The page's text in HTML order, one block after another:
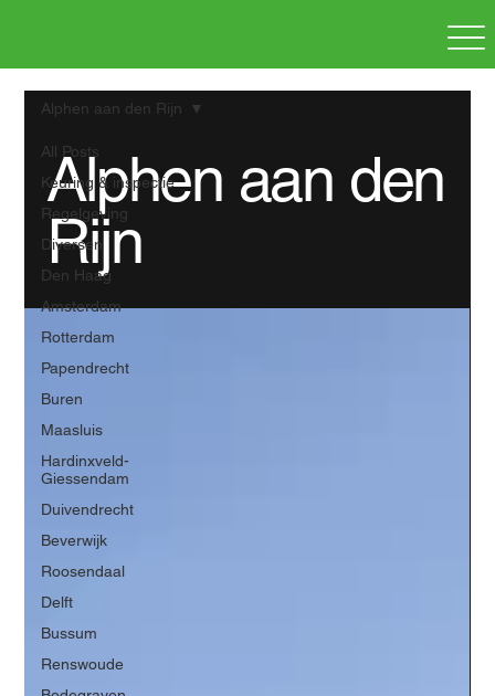
All Posts
Keuring & inspectie
Regelgeving
Diversen
Den Haag
Amsterdam
Rotterdam
Papendrecht
Buren
Maasluis
Hardinxveld-
Giessendam
Duivendrecht
Beverwijk
Roosendaal
Delft
Bussum
Renswoude
Alphen aan den Rijn
Alphen aan den
Rijn